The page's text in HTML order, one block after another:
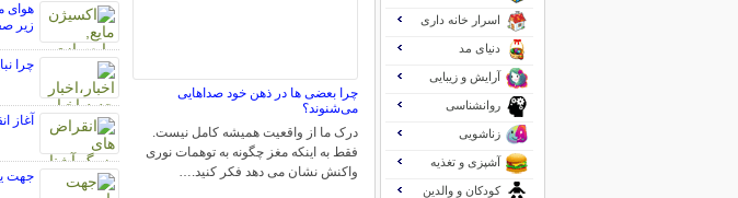
چرا بعضی ها در ذهن خود صداهایی
می‌شنوند؟
درک ما از واقعیت همیشه کامل نیست.
فقط به اینکه مغز چگونه به توهمات نوری
واکنش نشان می دهد فکر کنید.…
هوای
زیر
چرا
آغاز
جهت
اسرار خانه داری
دنیای مد
آرایش و زیبایی
روانشناسی
زناشویی
آشپزی و تغذیه
کودکان و والدین